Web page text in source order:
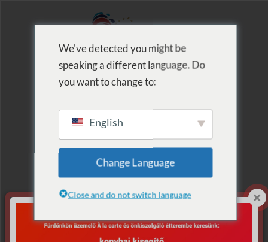
Termék szerinti
lista: medence
Egy termék se felelt
We've detected you might be
speaking a different language. Do
you want to change to:
English
Change Language
Close and do not switch language